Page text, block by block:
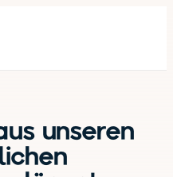
unseren